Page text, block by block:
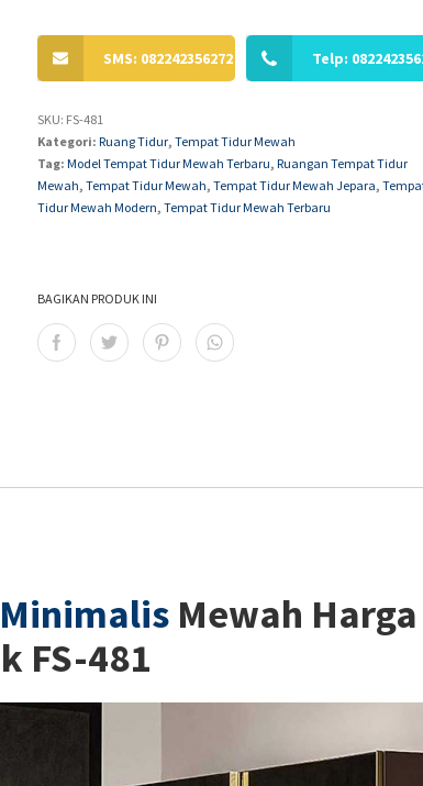
SMS: 082242356272 Telp:
SKU: FS-481
Kategori:Ruang Tidur,Tempat Tidur Mewah
Tag:Model Tempat Tidur Mewah Terbaru,Ruangan Tempat Tidur
Mewah,Tempat Tidur Mewah,Tempat Tidur Mewah Jepara,
Tidur Mewah Modern,Tempat Tidur Mewah Terbaru
BAGIKAN PRODUK INI
Mewah Harga
FS-481